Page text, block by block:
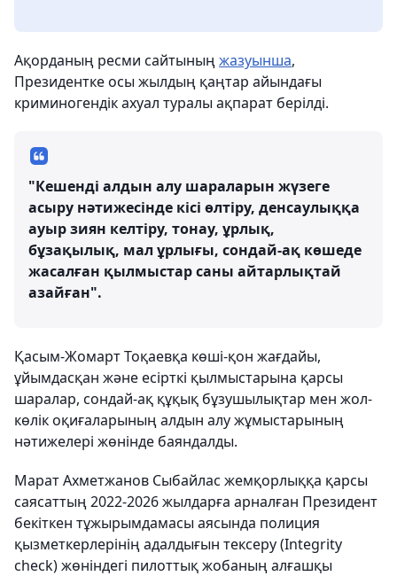
Ақорданың ресми сайтының жазуынша,
Президентке осы жылдың қаңтар айындағы
криминогендік ахуал туралы ақпарат берілді.
"Кешенді алдын алу шараларын жүзеге
асыру нәтижесінде кісі өлтіру, денсаулыққа
ауыр зиян келтіру, тонау, ұрлық,
бұзақылық, мал ұрлығы, сондай-ақ көшеде
жасалған қылмыстар саны айтарлықтай
азайған".
Қасым-Жомарт Тоқаевқа көші-қон жағдайы,
ұйымдасқан және есірткі қылмыстарына қарсы
шаралар, сондай-ақ құқық бұзушылықтар мен жол-
көлік оқиғаларының алдын алу жұмыстарының
нәтижелері жөнінде баяндалды.
Марат Ахметжанов Сыбайлас жемқорлыққа қарсы
саясаттың 2022-2026 жылдарға арналған Президент
бекіткен тұжырымдамасы аясында полиция
қызметкерлерінің адалдығын тексеру (Integrity
check) жөніндегі пилоттық жобаның алғашқы